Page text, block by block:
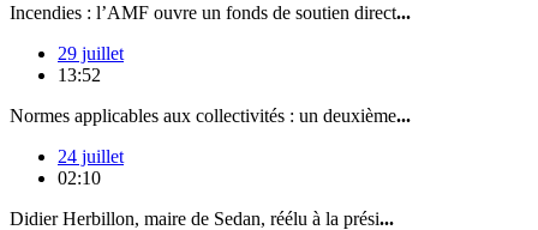
Incendies : l’AMF ouvre un fonds de soutien direct...
29 juillet
13:52
Normes applicables aux collectivités : un deuxième...
24 juillet
02:10
Didier Herbillon, maire de Sedan, réélu à la prési...